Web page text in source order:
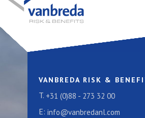
VANBREDA RISK &
T. +31 (0)88 - 273 32 00
E: info@vanbredanl.com